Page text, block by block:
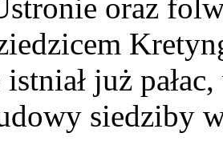
oraz
już
siedziby